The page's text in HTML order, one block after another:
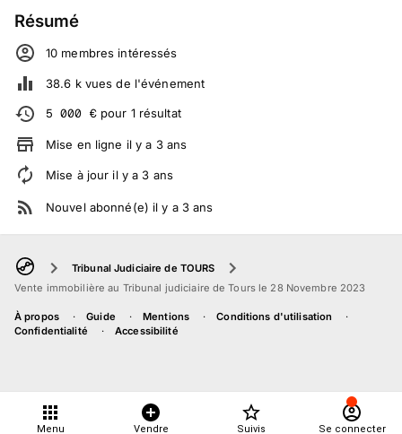
Résumé
10 membres intéressés
38.6 kvues de l'événement
5 000 €pour 1 résultat
Mise en ligne il y a 3 ans
Mise à jour il y a 3 ans
Nouvel abonné(e) il y a 3 ans
Tribunal Judiciaire de TOURS
Vente immobilière au Tribunal judiciaire de Tours le 28 Novembre 2023
À propos Guide Mentions
Conditions d'utilisation
Confidentialité
Accessibilité
Menu Vendre Suivis Se connecter